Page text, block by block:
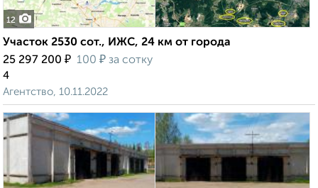
12
Участок 2530 сот., ИЖС, 24 км от города
25 297 200 ₽ 100 ₽ за сотку
4
Агентство, 10.11.2022